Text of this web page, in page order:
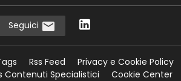
Seguici
Rss Feed
Privacy e Cookie Policy
Contenuti Specialistici
Cookie Center